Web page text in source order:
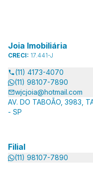
Joia Imobiliária
CRECI: 17.441-J
(11) 4173-4070
(11) 98107-7890
wjcjoia@hotmail.com
AV. DO TABOÃO, 3983,
- SP
Filial
(11) 98107-7890